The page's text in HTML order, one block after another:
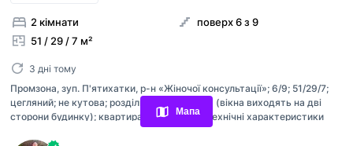
Контакти
Обрані оголошення
Переглянуті оголошення
2 кімнати
51 / 29 / 7 м²
поверх 6 з 9
3 дні тому
Промзона, зуп. П'ятихатки, р-н «Жіночої консультації»; 6/9; 51/29/7;
цегляний; не кутова; роздільне планування (вікна виходять на дві
сторони будинку); квартира має ідеальні технічні характеристики
відносно встановлених критеріїв щодо об'єкта нерухомості;
Мапа